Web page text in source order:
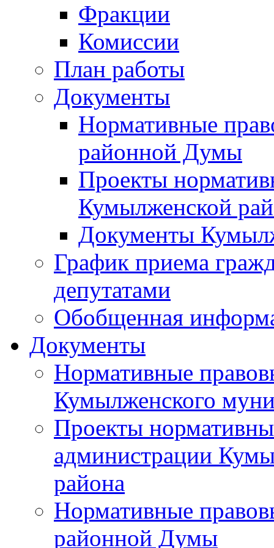
Фракции
Комиссии
План работы
Документы
Нормативные
районной Думы
Проекты
Кумылженской
Документы
График приема
депутатами
Обобщенная
Документы
Нормативные
Кумылженского
Проекты
администрации
района
Нормативные
районной Думы